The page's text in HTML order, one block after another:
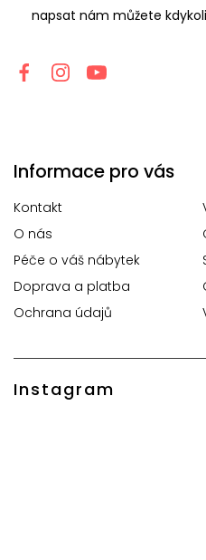
napsat nám můžete
Informace pro vás
Kontakt
O nás
Péče o váš nábytek
Doprava a platba
Ochrana údajů
Instagram